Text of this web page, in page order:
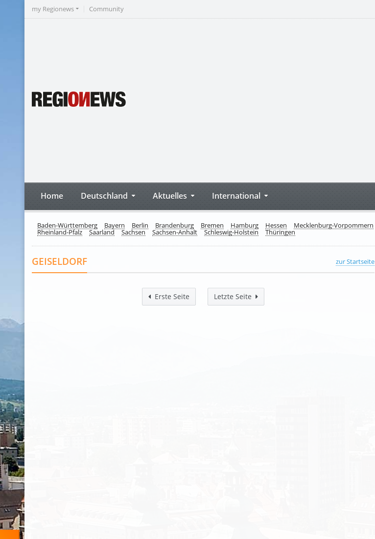
my Regionews Community
Home Deutschland Aktuelles International
Baden-Württemberg Bayern Berlin Brandenburg Bremen Hamburg Hessen Mecklenburg-Vorpommern
Rheinland-Pfalz Saarland Sachsen Sachsen-Anhalt Schleswig-Holstein Thüringen
zur Startseite
GEISELDORF
Erste Seite Letzte Seite